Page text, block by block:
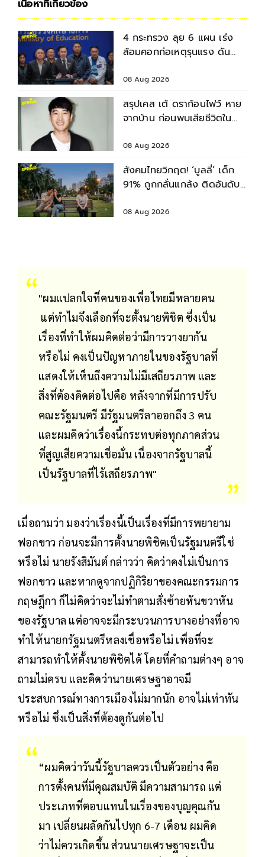
เนื้อหาที่เกี่ยวข้อง
4 กระทรวง ลุย 6 แผน เร่ง
ล้อมคอกก่อเหตุรุนแรง ดัน
ศึกษา
08 Aug 2026
สรุปเคส เต้ ดราก้อนไฟว์ หาย
จากบ้าน ก่อนพบเสียชีวิตใน
08 Aug 2026
สังคมไทยวิกฤต! ‘บูลลี่’ เด็ก
91% ถูกกลั่นแกล้ง ติดอันดับ
08 Aug 2026
"ผมแปลกใจที่คนของเพื่อไทยมีหลายคน
แต่ทำไมจึงเลือกที่จะตั้งนายพิชิต ซึ่งเป็น
เรื่องที่ทำให้ผมคิดต่อว่ามีการวางยากัน
หรือไม่ คงเป็นปัญหาภายในของรัฐบาลที่
แสดงให้เห็นถึงความไม่มีเสถียรภาพ และ
สิ่งที่ต้องคิดต่อไปคือ หลังจากที่มีการปรับ
คณะรัฐมนตรี มีรัฐมนตรีลาออกถึง 3 คน
และผมคิดว่าเรื่องนี้กระทบต่อทุกภาคส่วน
ที่สูญเสียความเชื่อมั่น เนื่องจากรัฐบาลนี้
เป็นรัฐบาลที่ไร้เสถียรภาพ"
เมื่อถามว่า มองว่าเรื่องนี้เป็นเรื่องที่มีการพยายาม
ฟอกขาว ก่อนจะมีการตั้งนายพิชิตเป็นรัฐมนตรีใช่
หรือไม่ นายรังสิมันต์ กล่าวว่า คิดว่าคงไม่เป็นการ
ฟอกขาว และหากดูจากปฏิกิริยาของคณะกรรมการ
กฤษฎีกา ก็ไม่คิดว่าจะไม่ทำตามสั่งซ้ายหันขวาหัน
ของรัฐบาล แต่อาจจะมีกระบวนการบางอย่างที่อาจ
ทำให้นายกรัฐมนตรีหลงเชื่อหรือไม่ เพื่อที่จะ
สามารถทำให้ตั้งนายพิชิตได้ โดยที่คำถามต่างๆ อาจ
ถามไม่ครบ และคิดว่านายเศรษฐาอาจมี
ประสบการณ์ทางการเมืองไม่มากนัก อาจไม่เท่าทัน
หรือไม่ ซึ่งเป็นสิ่งที่ต้องดูกันต่อไป
“ผมคิดว่าวันนี้รัฐบาลควรเป็นตัวอย่าง คือ
การตั้งคนที่มีคุณสมบัติ มีความสามารถ แต่
ประเภทที่ตอบแทนในเรื่องของบุญคุณกัน
มา เปลี่ยนผลัดกันไปทุก 6-7 เดือน ผมคิด
ว่าไม่ควรเกิดขึ้น ส่วนนายเศรษฐาจะเป็น